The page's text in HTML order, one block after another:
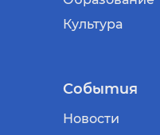
Культура
События
Новости